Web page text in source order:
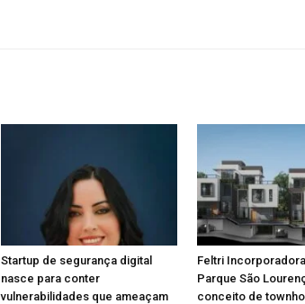
Startup de segurança digital
nasce para conter
vulnerabilidades que ameaçam
Feltri
Parque São
conceito de